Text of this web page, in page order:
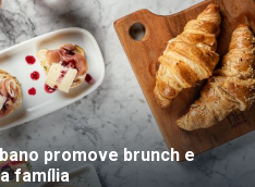
promove brunch e
família